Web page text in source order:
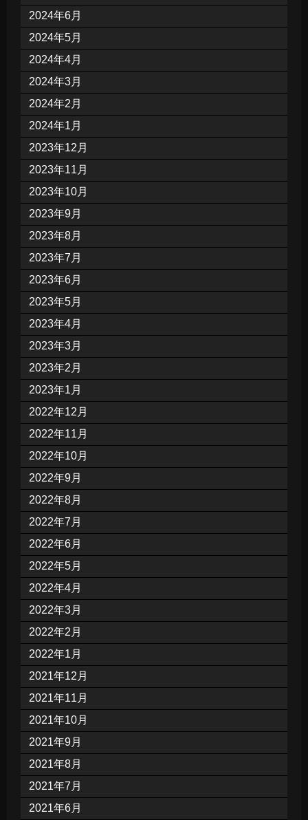
2024年6月
2024年5月
2024年4月
2024年3月
2024年2月
2024年1月
2023年12月
2023年11月
2023年10月
2023年9月
2023年8月
2023年7月
2023年6月
2023年5月
2023年4月
2023年3月
2023年2月
2023年1月
2022年12月
2022年11月
2022年10月
2022年9月
2022年8月
2022年7月
2022年6月
2022年5月
2022年4月
2022年3月
2022年2月
2022年1月
2021年12月
2021年11月
2021年10月
2021年9月
2021年8月
2021年7月
2021年6月